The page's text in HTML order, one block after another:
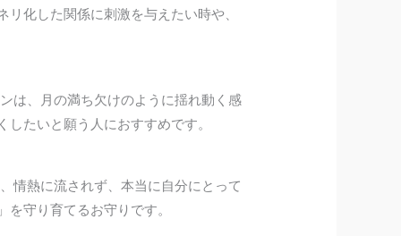
化した関係に刺激を与えたい時や、
は、月の満ち欠けのように揺れ動く感
たいと願う人におすすめです。
情熱に流されず、本当に自分にとって
守り育てるお守りです。